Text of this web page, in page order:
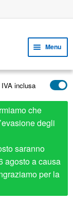
Menu
il
menu
child
child
child
inclusa
che
degli
saranno
agosto a causa
per la